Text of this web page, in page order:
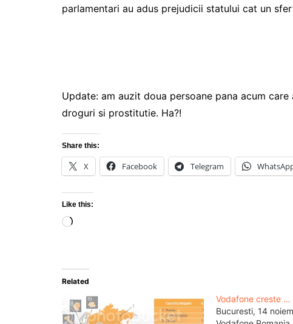
parlamentari au adus prejudicii statului cat un
Update: am auzit doua persoane pana acum
droguri si prostitutie. Ha?!
Share this:
X Facebook Telegram
Like this:
Loading…
Related
Vodafone creste …
Bucuresti, 14